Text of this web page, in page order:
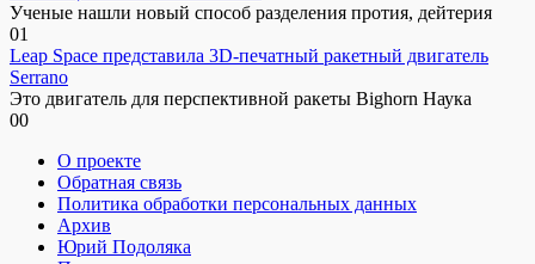
Ученые нашли новый способ разделения протия, дейтерия
01
Leap Space представила 3D-печатный ракетный двигатель
Serrano
Это двигатель для перспективной ракеты Bighorn Наука
00
О проекте
Обратная связь
Политика обработки персональных данных
Архив
Юрий Подоляка